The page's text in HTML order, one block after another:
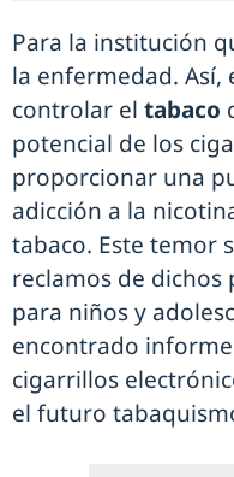
Para la institución
la enfermedad. Así,
controlar el tabaco
potencial de los
proporcionar una
adicción a la
tabaco. Este temor
reclamos de dichos
para niños y
encontrado
cigarrillos
el futuro